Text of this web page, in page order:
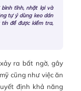
tĩnh, nhặt lại và
tự ý dùng keo dán
để được kiểm tra,
ra bất ngờ, gây
cũng như việc ăn
định khả năng